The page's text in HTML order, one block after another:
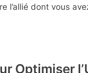
l’allié dont vous
Optimiser